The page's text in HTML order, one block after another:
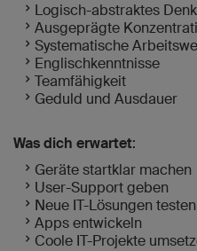
Logisch-abstraktes
Ausgeprägte
Systematische
Englischkenntnisse
Teamfähigkeit
Geduld und Ausdauer
Was dich erwartet:
Geräte startklar machen
User-Support geben
Neue IT-Lösungen testen
Apps entwickeln
Coole IT-Projekte